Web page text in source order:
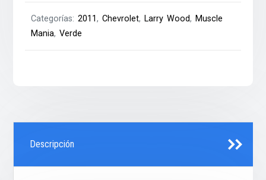
Categorías:2011,Chevrolet, Larry Wood, Muscle
Mania,Verde
Descripción